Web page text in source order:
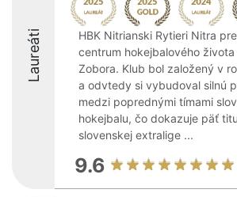
Laureáti
HBK Nitrianski Rytieri Nitra
centrum hokejbalového
Zobora. Klub bol založený v
a odvtedy si vybudoval silnú
medzi poprednými tímami
hokejbalu, čo dokazuje päť
slovenskej extralige ...
9.6